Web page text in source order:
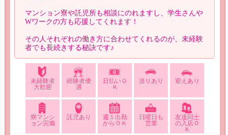
マンション寮や託児所も相談にのれますし、学生さんや
Wワークの方も応援してくれます！
その人それぞれの働き方に合わせてくれるのが、未経験
者でも長続きする秘訣です♪
未経験者
大歓迎
経験者優
遇
日払いＯ
Ｋ
送りあり 迎えあり
寮マンシ
ョン完備
託児あり
週１出勤
からＯＫ
日曜日も
営業
友達同士
の入店Ｏ
Ｋ